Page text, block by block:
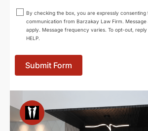
By checking the box, you are expressly consenting
communication from Barzakay Law Firm.
apply. Message frequency varies. To opt-out, reply
HELP.
Submit Form